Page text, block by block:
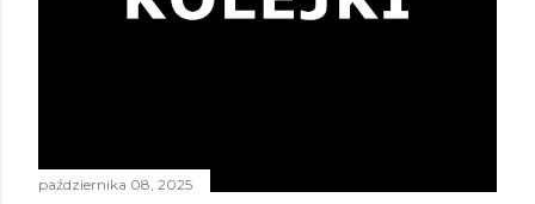
października 08, 2025